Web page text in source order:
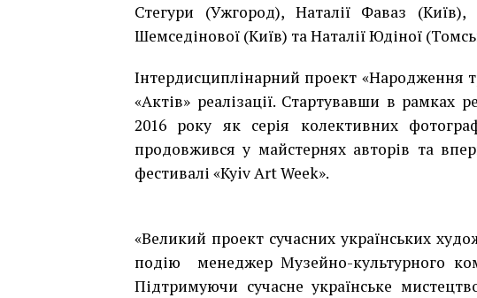
Стегури (Ужгород), Наталії Фаваз
Шемседінової (Київ) та Наталії Юдіної
Інтердисциплінарний проект «Народження
«Актів» реалізації. Стартувавши в рамках
2016 року як серія колективних
продовжився у майстернях авторів та
фестивалі «Kyiv Art Week».
«Великий проект сучасних українських
подію менеджер Музейно-культурного
Підтримуючи сучасне українське